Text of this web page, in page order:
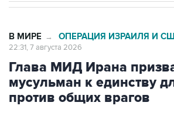
В МИРЕ → ОПЕРАЦИЯ ИЗРАИЛЯ И
22:31, 7 августа 2026
Глава МИД Ирана
мусульман к единству
против общих врагов